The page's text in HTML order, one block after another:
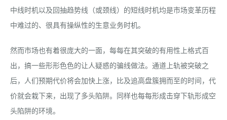
中线时机以及回抽趋势线（或颈线）的短线时机均是市场变革历程
中难过的、很具有操纵性的生意业务时机。
然而市场也有着很庞大的一面，每每在其突破的有用性上格式百
出，搞一些形形色色的让人疑惑的骗线做法。通道上轨被突破之
后，人们预期代价将会加快上涨，比及追高盘簇拥而至的时间，代
价就会栽下来，出现了多头陷阱。同样也每每形成击穿下轨形成空
头陷阱的环境。